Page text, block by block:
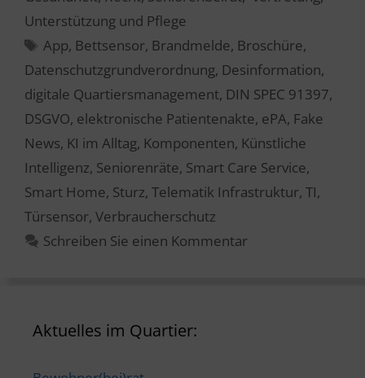
Unterstützung und Pflege
Schlagwörter
App, Bettsensor, Brandmelde, Broschüre,
Datenschutzgrundverordnung, Desinformation,
digitale Quartiersmanagement, DIN SPEC 91397,
DSGVO, elektronische Patientenakte, ePA, Fake
News, KI im Alltag, Komponenten, Künstliche
Intelligenz, Seniorenräte, Smart Care Service,
Smart Home, Sturz, Telematik Infrastruktur, TI,
Türsensor, Verbraucherschutz
Schreiben Sie einen Kommentar
Aktuelles im Quartier: